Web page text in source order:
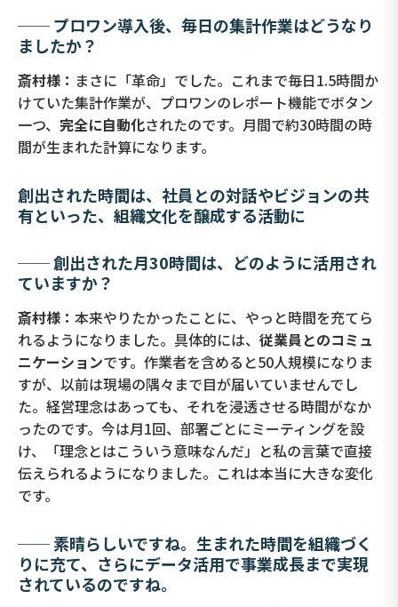
── プロワン導入後、毎日の集計作業はどうなり
ましたか？
斎村様： まさに「革命」でした。これまで毎日1.5時間か
けていた集計作業が、プロワンのレポート機能でボタン
一つ、 完全に自動化されたのです。月間で約30時間の時
間が生まれた計算になります。
創出された時間は、社員との対話やビジョンの共
有といった、組織文化を醸成する活動に
── 創出された月30時間は、どのように活用され
ていますか？
斎村様： 本来やりたかったことに、やっと時間を充てら
れるようになりました。具体的には、 従業員とのコミュ
ニケーションです。作業者を含めると50人規模になりま
すが、以前は現場の隅々まで目が届いていませんでし
た。経営理念はあっても、それを浸透させる時間がなか
ったのです。今は月1回、部署ごとにミーティングを設
け、「理念とはこういう意味なんだ」と私の言葉で直接
伝えられるようになりました。これは本当に大きな変化
です。
── 素晴らしいですね。生まれた時間を組織づく
りに充て、さらにデータ活用で事業成長まで実現
されているのですね。